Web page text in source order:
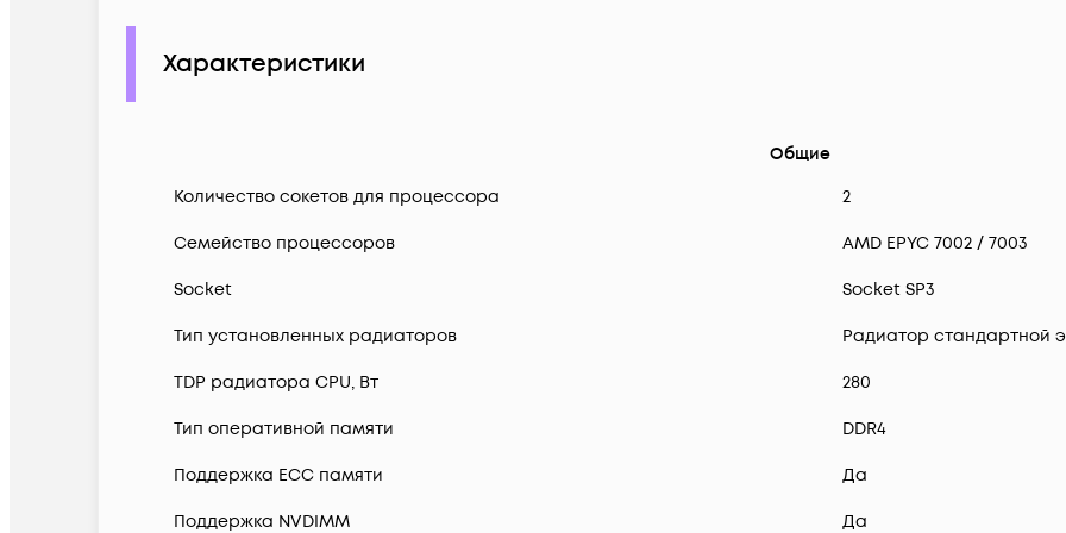
Характеристики
Общие
Количество сокетов для процессора
2
Семейство процессоров AMD EPYC 7002 / 7003
Socket Socket SP3
Тип установленных радиаторов Радиатор стандартной
TDP радиатора CPU, Вт 280
Тип оперативной памяти DDR4
Поддержка ECC памяти Да
Поддержка NVDIMM Да